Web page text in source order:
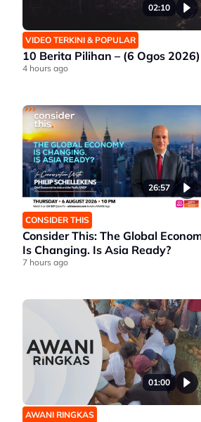
02:10
VIDEO TERKINI & POPULAR
10 Berita Pilihan – (6 Ogos 2026)
4 hours ago
26:57
CONSIDER THIS
Consider This: The Global
Is Changing. Is Asia Ready?
7 hours ago
01:00
AWANI RINGKAS